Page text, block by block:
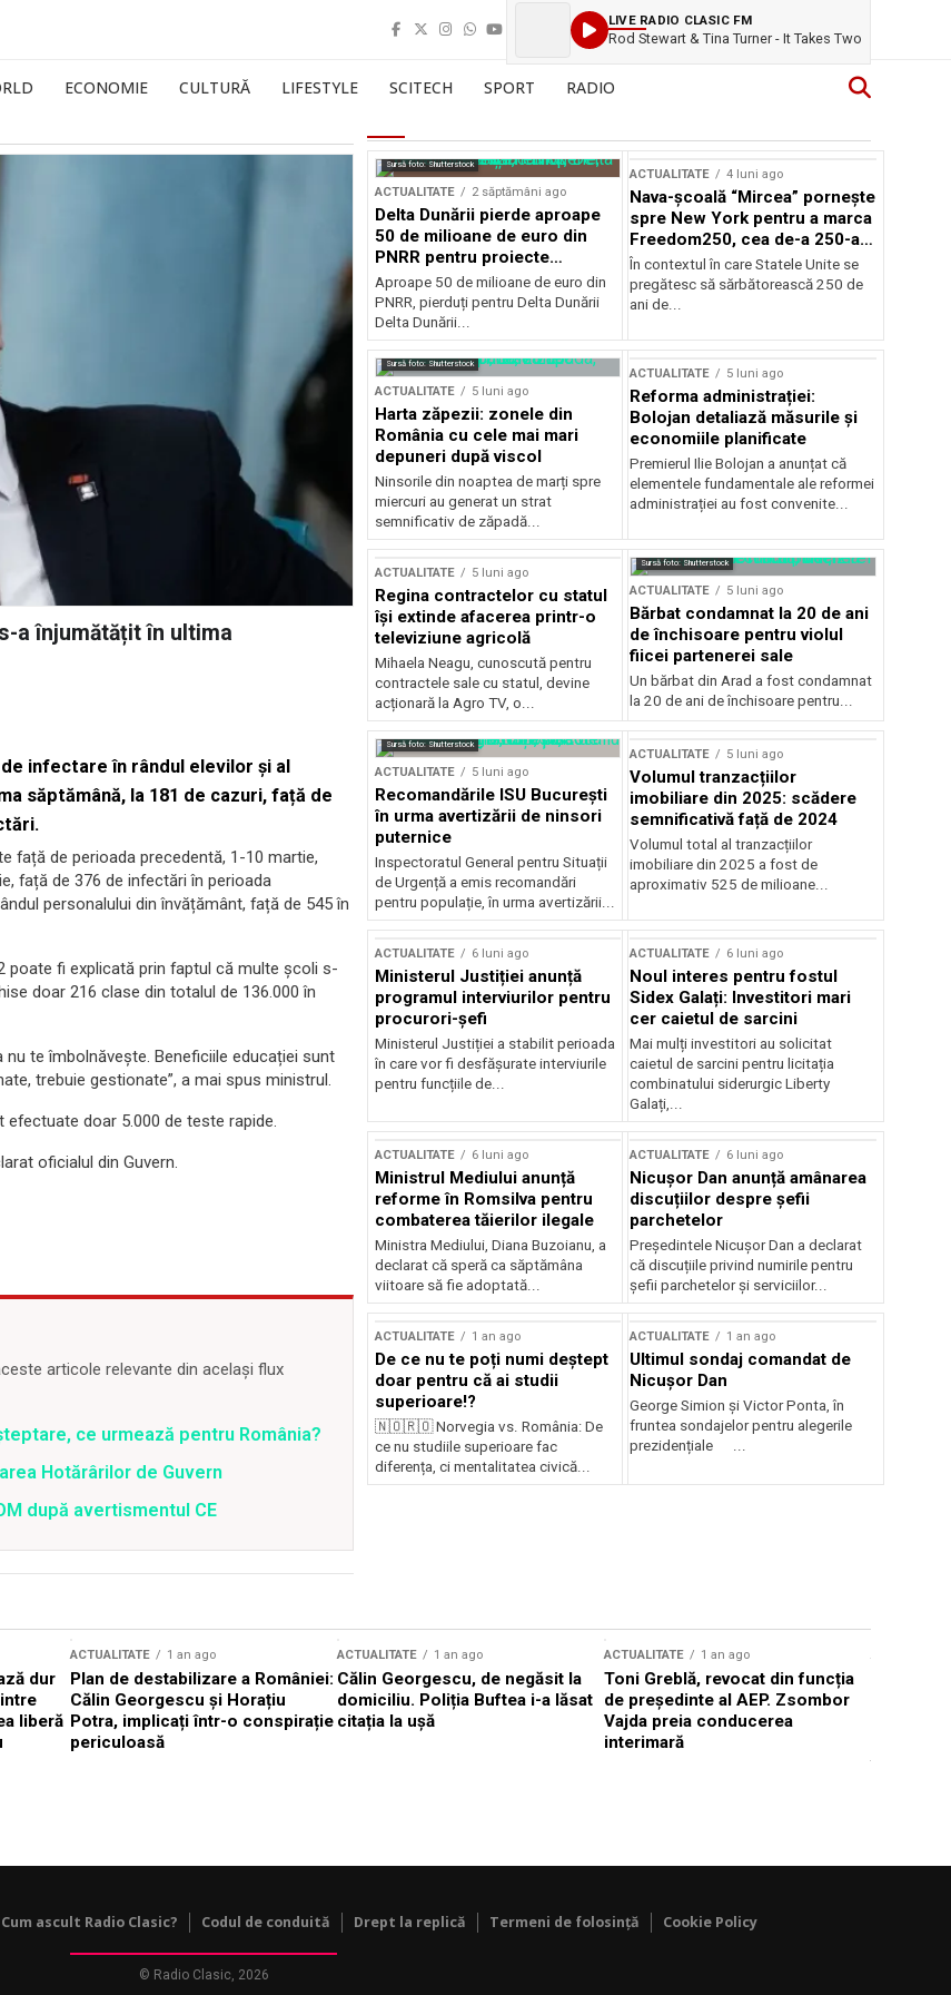
LIVE RADIO CLASIC FM
Rod Stewart & Tina Turner - It Takes Two
ECONOMIE CULTURĂ LIFESTYLE SCITECH SPORT RADIO
a înjumătățit în ultima
infectare în rândul elevilor și al
săptămână, la 181 de cazuri, față de
față de perioada precedentă, 1-10 martie,
față de 376 de infectări în perioada
personalului din învățământ, față de 545 în
fi explicată prin faptul că multe școli s-
doar 216 clase din totalul de 136.000 în
te îmbolnăvește. Beneficiile educației sunt
trebuie gestionate”, a mai spus ministrul.
doar 5.000 de teste rapide.
oficialul din Guvern.
articole relevante din același flux
ce urmează pentru România?
Hotărârilor de Guvern
după avertismentul CE
Sursă foto: Shutterstock
ACTUALITATE 2 săptămâni ago
Delta Dunării pierde aproape
50 de milioane de euro din
PNRR pentru proiecte
esențiale
Aproape 50 de milioane de euro din
PNRR, pierduți pentru Delta Dunării
Delta Dunării...
ACTUALITATE 4 luni ago
Nava-școală “Mircea” pornește
spre New York pentru a marca
Freedom250, cea de-a 250-a
aniversare a Statelor Unite
În contextul în care Statele Unite se
pregătesc să sărbătorească 250 de
ani de...
Sursă foto: Shutterstock
ACTUALITATE 5 luni ago
Harta zăpezii: zonele din
România cu cele mai mari
depuneri după viscol
Ninsorile din noaptea de marți spre
miercuri au generat un strat
semnificativ de zăpadă...
ACTUALITATE 5 luni ago
Reforma administrației:
Bolojan detaliază măsurile și
economiile planificate
Premierul Ilie Bolojan a anunțat că
elementele fundamentale ale reformei
administrației au fost convenite...
ACTUALITATE 5 luni ago
Regina contractelor cu statul
își extinde afacerea printr-o
televiziune agricolă
Mihaela Neagu, cunoscută pentru
contractele sale cu statul, devine
acționară la Agro TV, o...
Sursă foto: Shutterstock
ACTUALITATE 5 luni ago
Bărbat condamnat la 20 de ani
de închisoare pentru violul
fiicei partenerei sale
Un bărbat din Arad a fost condamnat
la 20 de ani de închisoare pentru...
Sursă foto: Shutterstock
ACTUALITATE 5 luni ago
Recomandările ISU București
în urma avertizării de ninsori
puternice
Inspectoratul General pentru Situații
de Urgență a emis recomandări
pentru populație, în urma avertizării...
ACTUALITATE 5 luni ago
Volumul tranzacțiilor
imobiliare din 2025: scădere
semnificativă față de 2024
Volumul total al tranzacțiilor
imobiliare din 2025 a fost de
aproximativ 525 de milioane...
ACTUALITATE 6 luni ago
Ministerul Justiției anunță
programul interviurilor pentru
procurori-șefi
Ministerul Justiției a stabilit perioada
în care vor fi desfășurate interviurile
pentru funcțiile de...
ACTUALITATE 6 luni ago
Noul interes pentru fostul
Sidex Galați: Investitori mari
cer caietul de sarcini
Mai mulți investitori au solicitat
caietul de sarcini pentru licitația
combinatului siderurgic Liberty
Galați,...
ACTUALITATE 6 luni ago
Ministrul Mediului anunță
reforme în Romsilva pentru
combaterea tăierilor ilegale
Ministra Mediului, Diana Buzoianu, a
declarat că speră ca săptămâna
viitoare să fie adoptată...
ACTUALITATE 6 luni ago
Nicușor Dan anunță amânarea
discuțiilor despre șefii
parchetelor
Președintele Nicușor Dan a declarat
că discuțiile privind numirile pentru
șefii parchetelor și serviciilor...
ACTUALITATE 1 an ago
De ce nu te poți numi deștept
doar pentru că ai studii
superioare!?
🇳🇴🇷🇴 Norvegia vs. România: De
ce nu studiile superioare fac
diferența, ci mentalitatea civică...
ACTUALITATE 1 an ago
Ultimul sondaj comandat de
Nicușor Dan
George Simion și Victor Ponta, în
fruntea sondajelor pentru alegerile
prezidențiale ...
dur
liberă
ACTUALITATE 1 an ago
Plan de destabilizare a României:
Călin Georgescu și Horațiu
Potra, implicați într-o conspirație
periculoasă
ACTUALITATE 1 an ago
Călin Georgescu, de negăsit la
domiciliu. Poliția Buftea i-a lăsat
citația la ușă
ACTUALITATE 1 an ago
Toni Greblă, revocat din funcția
de președinte al AEP. Zsombor
Vajda preia conducerea
interimară
Cum ascult Radio Clasic? Codul de conduită Drept la replică Termeni de folosință Cookie Policy
© Radio Clasic, 2026